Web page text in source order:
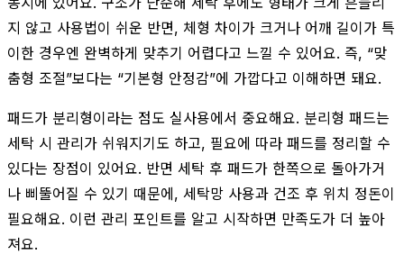
지 않고 사용법이 쉬운 반면, 체형 차이가 크거나 어깨 길이가 특
이한 경우엔 완벽하게 맞추기 어렵다고 느낄 수 있어요. 즉, “맞
춤형 조절”보다는 “기본형 안정감”에 가깝다고 이해하면 돼요.
패드가 분리형이라는 점도 실사용에서 중요해요. 분리형 패드는
세탁 시 관리가 쉬워지기도 하고, 필요에 따라 패드를 정리할 수
있다는 장점이 있어요. 반면 세탁 후 패드가 한쪽으로 돌아가거
나 삐뚤어질 수 있기 때문에, 세탁망 사용과 건조 후 위치 정돈이
필요해요. 이런 관리 포인트를 알고 시작하면 만족도가 더 높아
져요.